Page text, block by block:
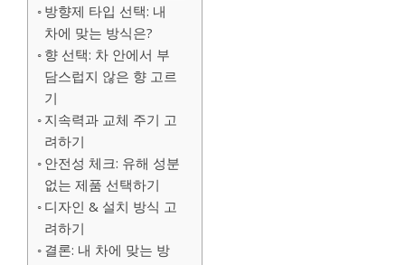
방향제 타입 선택: 내
차에 맞는 방식은?
향 선택: 차 안에서 부
담스럽지 않은 향 고르
기
지속력과 교체 주기 고
려하기
안전성 체크: 유해 성분
없는 제품 선택하기
디자인 & 설치 방식 고
려하기
결론: 내 차에 맞는 방